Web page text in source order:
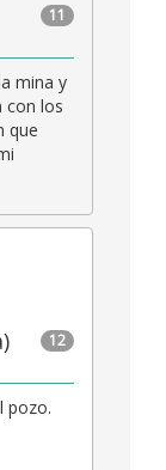
11
mina y
con los
que
12
pozo.